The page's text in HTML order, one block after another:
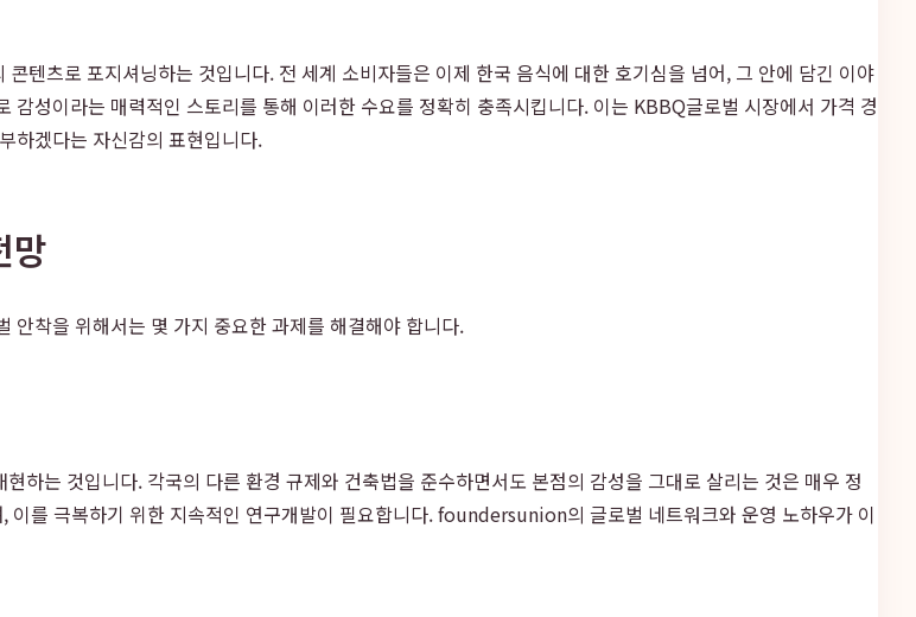
텐츠로 포지셔닝하는 것입니다. 전 세계 소비자들은 이제 한국 음식에 대한 호기심을 넘어, 그 안에 담긴 이야
성이라는 매력적인 스토리를 통해 이러한 수요를 정확히 충족시킵니다. 이는 KBBQ글로벌 시장에서 가격 경
하겠다는 자신감의 표현입니다.
망
안착을 위해서는 몇 가지 중요한 과제를 해결해야 합니다.
하는 것입니다. 각국의 다른 환경 규제와 건축법을 준수하면서도 본점의 감성을 그대로 살리는 것은 매우 정
를 극복하기 위한 지속적인 연구개발이 필요합니다. foundersunion의 글로벌 네트워크와 운영 노하우가 이